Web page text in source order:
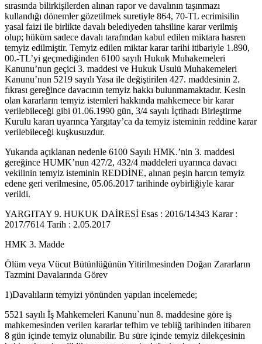
sırasında bilirkişilerden alınan rapor ve davalının taşınmazı
kullandığı dönemler gözetilmek suretiyle 864, 70-TL ecrimisilin
yasal faizi ile birlikte davalı belediyeden tahsiline karar verilmiş
olup; hüküm sadece davalı tarafından kabul edilen miktara hasren
temyiz edilmiştir. Temyiz edilen miktar karar tarihi itibariyle 1.890,
00.-TL’yi geçmediğinden 6100 sayılı Hukuk Muhakemeleri
Kanunu’nun geçici 3. maddesi ve Hukuk Usulü Muhakemeleri
Kanunu’nun 5219 sayılı Yasa ile değiştirilen 427. maddesinin 2.
fıkrası gereğince davacının temyiz hakkı bulunmamaktadır. Kesin
olan kararların temyiz istemleri hakkında mahkemece bir karar
verilebileceği gibi 01.06.1990 gün, 3/4 sayılı İçtihadı Birleştirme
Kurulu kararı uyarınca Yargıtay’ca da temyiz isteminin reddine karar
verilebileceği kuşkusuzdur.
Yukarıda açıklanan nedenle 6100 Sayılı HMK.’nin 3. maddesi
gereğince HUMK’nun 427/2, 432/4 maddeleri uyarınca davacı
vekilinin temyiz isteminin REDDİNE, alınan peşin harcın temyiz
edene geri verilmesine, 05.06.2017 tarihinde oybirliğiyle karar
verildi.
YARGITAY 9. HUKUK DAİRESİ Esas : 2016/14343 Karar :
2017/7614 Tarih : 2.05.2017
HMK 3. Madde
Ölüm veya Vücut Bütünlüğünün Yitirilmesinden Doğan Zararların
Tazmini Davalarında Görev
1)Davalıların temyizi yönünden yapılan incelemede;
5521 sayılı İş Mahkemeleri Kanunu`nun 8. maddesine göre iş
mahkemesinden verilen kararlar tefhim ve tebliğ tarihinden itibaren
8 gün içinde temyiz olunabilir. Bu süre içinde temyiz dilekçesinin